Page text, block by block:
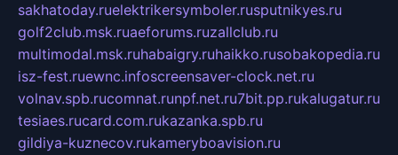
sakhatoday.ruelektrikersymboler.rusputnikyes.ru
golf2club.msk.ruaeforums.ruzallclub.ru
multimodal.msk.ruhabaigry.ruhaikko.rusobakopedia.ru
isz-fest.ruewnc.infoscreensaver-clock.net.ru
volnav.spb.rucomnat.runpf.net.ru7bit.pp.rukalugatur.ru
tesiaes.rucard.com.rukazanka.spb.ru
gildiya-kuznecov.rukameryboavision.ru